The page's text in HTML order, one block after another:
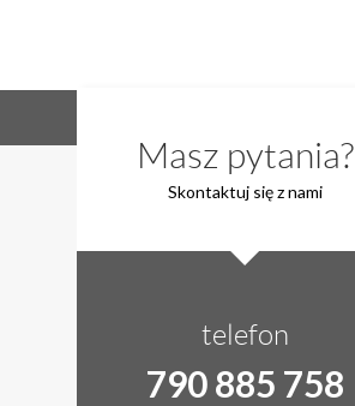
Masz pytania?
Skontaktuj się z nami
telefon
790 885 758